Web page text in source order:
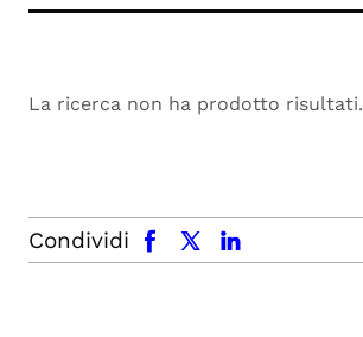
La ricerca non ha prodotto risultati.
Condividi
facebook x.com linkedin